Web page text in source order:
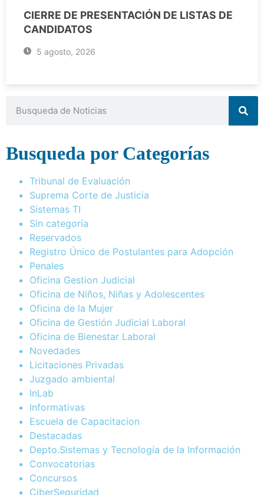
CIERRE DE PRESENTACIÓN DE LISTAS DE
CANDIDATOS
5 agosto, 2026
Busqueda por Categorías
Tribunal de Evaluación
Suprema Corte de Justicia
Sistemas TI
Sin categoría
Reservados
Registro Único de Postulantes para Adopción
Penales
Oficina Gestion Judicial
Oficina de Niños, Niñas y Adolescentes
Oficina de la Mujer
Oficina de Gestión Judicial Laboral
Oficina de Bienestar Laboral
Novedades
Licitaciones Privadas
Juzgado ambiental
InLab
Informativas
Escuela de Capacitacion
Destacadas
Depto.Sistemas y Tecnología de la Información
Convocatorias
Concursos
CiberSeguridad